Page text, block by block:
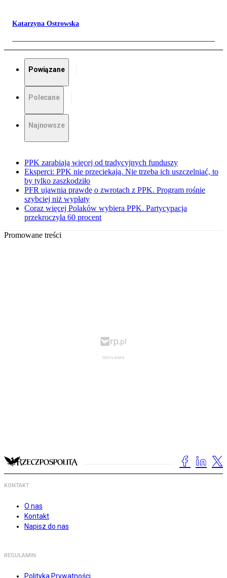
Katarzyna Ostrowska
Powiązane
Polecane
Najnowsze
PPK zarabiają więcej od tradycyjnych funduszy
Eksperci: PPK nie przeciekają. Nie trzeba ich uszczelniać, to
by tylko zaszkodziło
PFR ujawnia prawdę o zwrotach z PPK. Program rośnie
szybciej niż wypłaty
Coraz więcej Polaków wybiera PPK. Partycypacja
przekroczyła 60 procent
Promowane treści
KONTAKT
O nas
Kontakt
Napisz do nas
REGULAMIN
Polityka Prywatności